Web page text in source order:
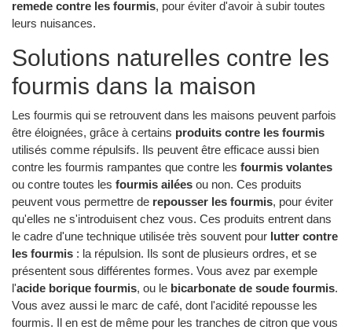
remede contre les fourmis, pour éviter d'avoir à subir toutes
leurs nuisances.
Solutions naturelles contre les
fourmis dans la maison
Les fourmis qui se retrouvent dans les maisons peuvent parfois
être éloignées, grâce à certains produits contre les fourmis
utilisés comme répulsifs. Ils peuvent être efficace aussi bien
contre les fourmis rampantes que contre les fourmis volantes
ou contre toutes les fourmis ailées ou non. Ces produits
peuvent vous permettre de repousser les fourmis, pour éviter
qu'elles ne s'introduisent chez vous. Ces produits entrent dans
le cadre d'une technique utilisée très souvent pour lutter contre
les fourmis : la répulsion. Ils sont de plusieurs ordres, et se
présentent sous différentes formes. Vous avez par exemple
l'acide borique fourmis, ou le bicarbonate de soude fourmis.
Vous avez aussi le marc de café, dont l'acidité repousse les
fourmis. Il en est de même pour les tranches de citron que vous